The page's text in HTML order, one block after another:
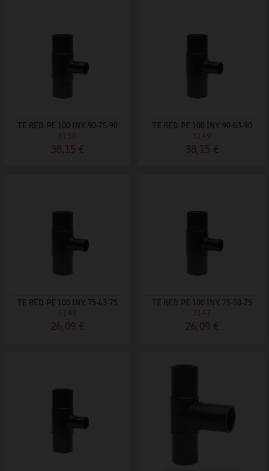
TE RED. PE 100 INY. 90-75-90
3150
38,15 €
TE RED. PE 100 INY. 90-63-90
3149
38,15 €
TE RED. PE 100 INY. 75-63-75
3148
26,09 €
TE RED. PE 100 INY. 75-50-75
3147
26,09 €